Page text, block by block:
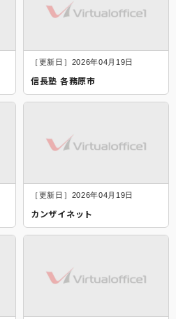
［更新日］2026年04月19日
信長塾 各務原市
［更新日］2026年04月19日
カンザイネット